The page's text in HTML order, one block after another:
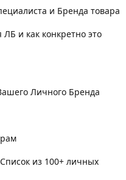
и Бренда товара
и как конкретно это
Личного Бренда
из 100+ личных